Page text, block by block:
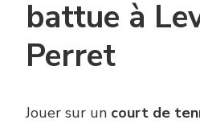
battue à
Perret
Jouer sur un court de